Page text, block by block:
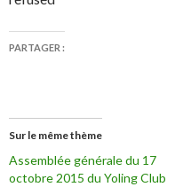
PARTAGER :
Sur le même thème
Assemblée générale du 17
octobre 2015 du Yoling Club